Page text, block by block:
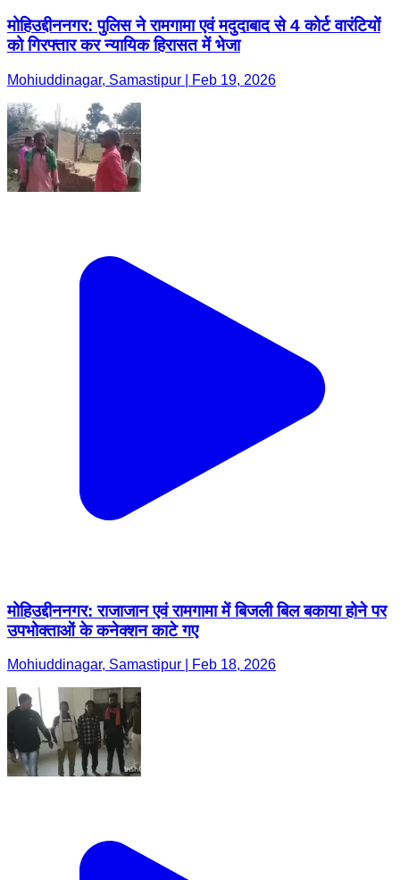
मोहिउद्दीननगर: पुलिस ने रामगामा एवं मदुदाबाद से 4 कोर्ट वारंटियों
को गिरफ्तार कर न्यायिक हिरासत में भेजा
Mohiuddinagar, Samastipur | Feb 19, 2026
मोहिउद्दीननगर: राजाजान एवं रामगामा में बिजली बिल बकाया होने पर
उपभोक्ताओं के कनेक्शन काटे गए
Mohiuddinagar, Samastipur | Feb 18, 2026